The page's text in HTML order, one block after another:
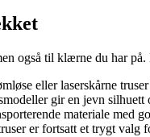
også til klærne du har
eller laserskårne
gir en jevn silhuett
materiale med
er fortsatt et trygt valg